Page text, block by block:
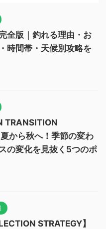
全版｜釣れる理由・お
時間帯・天候別攻略を
TRANSITION
から秋へ！季節の変わ
の変化を見抜く5つのポ
STRATEGY】